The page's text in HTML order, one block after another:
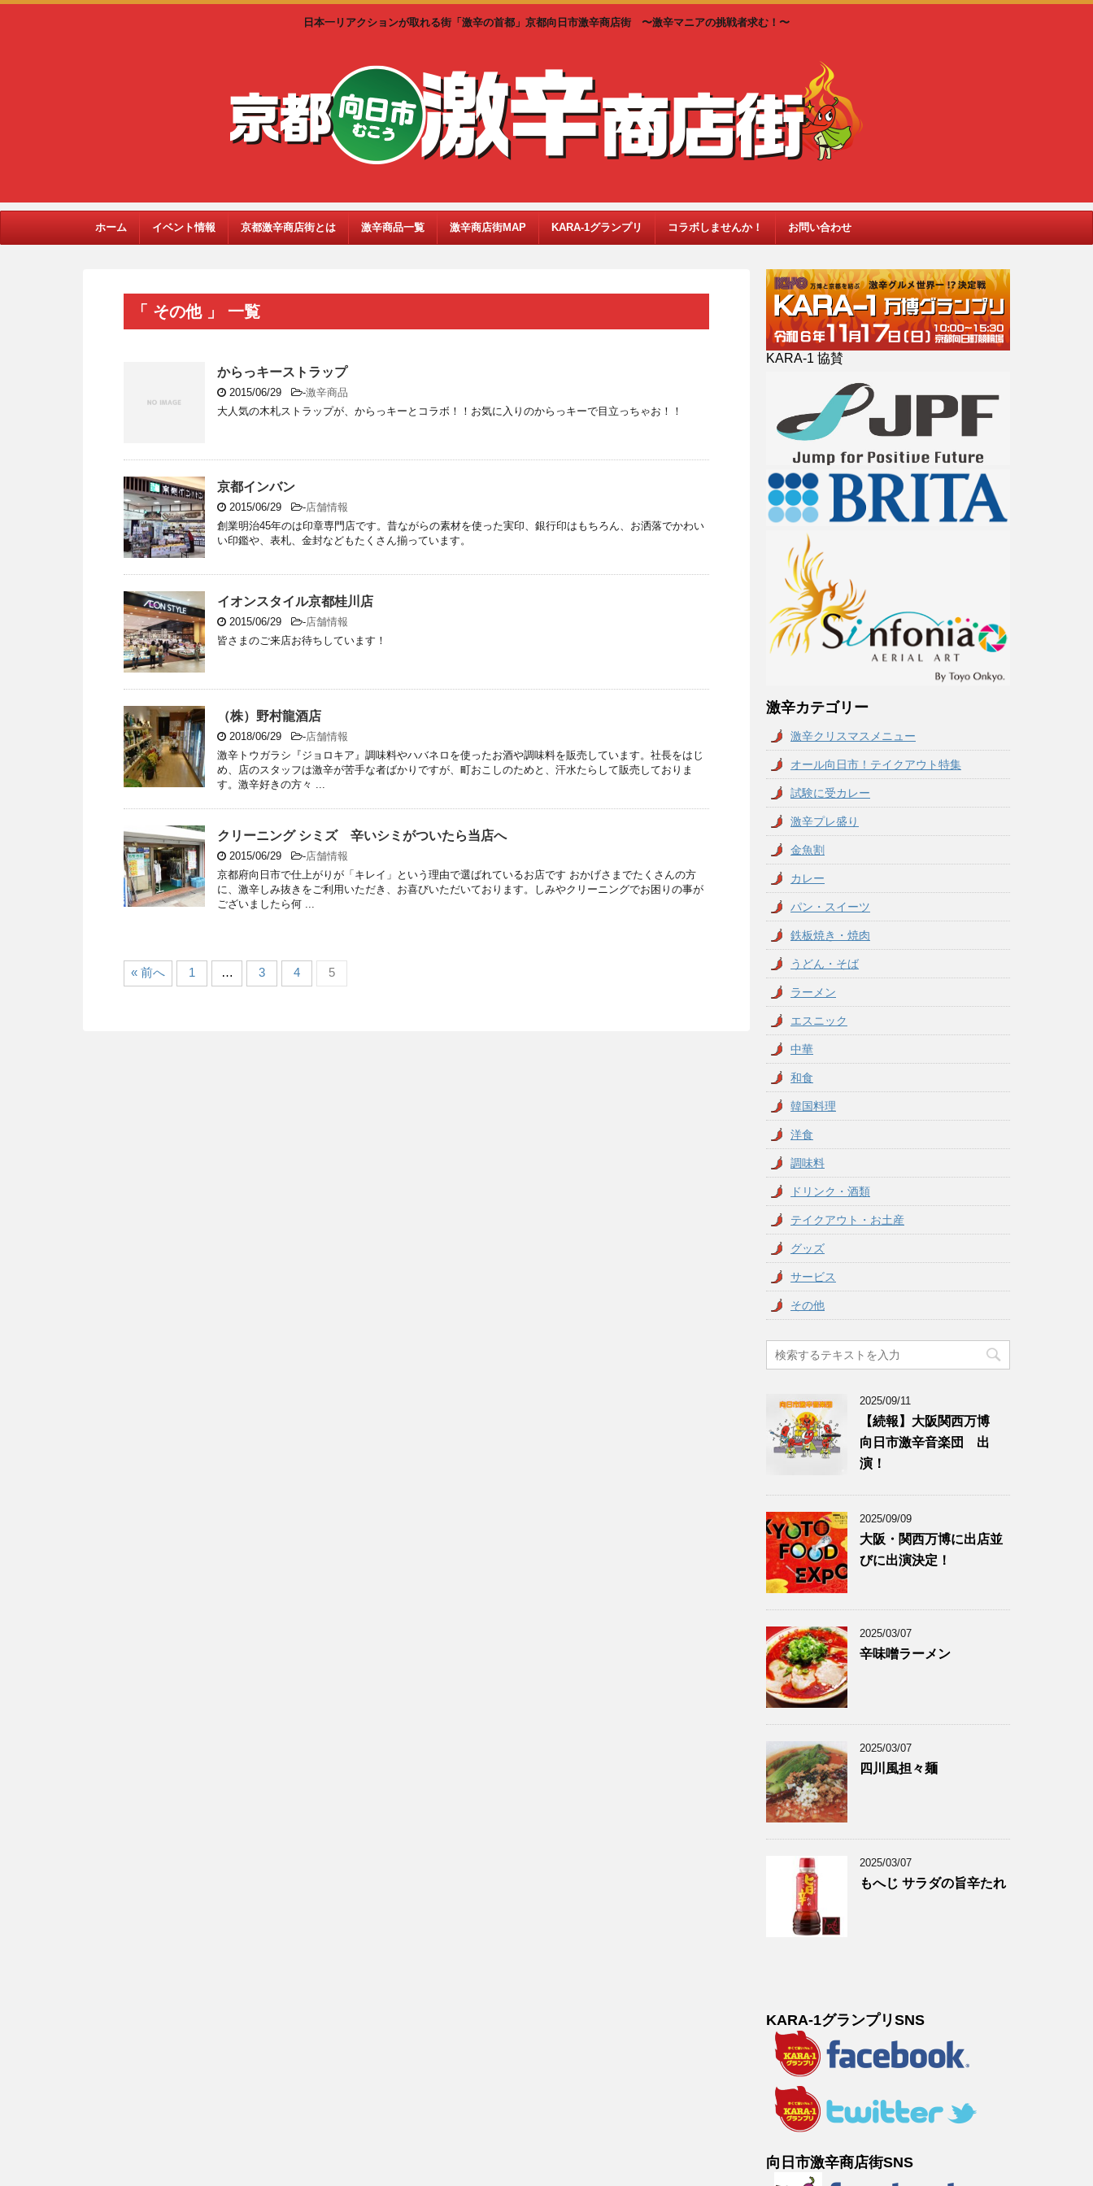
日本一リアクションが取れる街「激辛の首都」京都向日市激辛商店街 〜激辛マニアの挑戦者求む！〜
ホーム イベント情報 京都激辛商店街とは 激辛商品一覧 激辛商店街MAP KARA-1グランプリ コラボしませんか！ お問い合わせ
「 その他 」 一覧
からっキーストラップ
2015/06/29 -激辛商品
大人気の木札ストラップが、からっキーとコラボ！！お気に入りのからっキーで目立っちゃお！！
京都インバン
2015/06/29 -店舗情報
創業明治45年のは印章専門店です。昔ながらの素材を使った実印、銀行印はもちろん、お洒落でかわい
い印鑑や、表札、金封などもたくさん揃っています。
イオンスタイル京都桂川店
2015/06/29 -店舗情報
皆さまのご来店お待ちしています！
（株）野村龍酒店
2018/06/29 -店舗情報
激辛トウガラシ『ジョロキア』調味料やハバネロを使ったお酒や調味料を販売しています。社長をはじ
め、店のスタッフは激辛が苦手な者ばかりですが、町おこしのためと、汗水たらして販売しておりま
す。激辛好きの方々 ...
クリーニング シミズ 辛いシミがついたら当店へ
2015/06/29 -店舗情報
京都府向日市で仕上がりが「キレイ」という理由で選ばれているお店です おかげさまでたくさんの方
に、激辛しみ抜きをご利用いただき、お喜びいただいております。しみやクリーニングでお困りの事が
ございましたら何 ...
« 前へ 1 … 3 4 5
KARA-1 協賛
激辛カテゴリー
激辛クリスマスメニュー
オール向日市！テイクアウト特集
試験に受カレー
激辛プレ盛り
金魚割
カレー
パン・スイーツ
鉄板焼き・焼肉
うどん・そば
ラーメン
エスニック
中華
和食
韓国料理
洋食
調味料
ドリンク・酒類
テイクアウト・お土産
グッズ
サービス
その他
2025/09/11
【続報】大阪関西万博
向日市激辛音楽団 出
演！
2025/09/09
大阪・関西万博に出店並
びに出演決定！
2025/03/07
辛味噌ラーメン
2025/03/07
四川風担々麺
2025/03/07
もへじ サラダの旨辛たれ
KARA-1グランプリSNS
向日市激辛商店街SNS